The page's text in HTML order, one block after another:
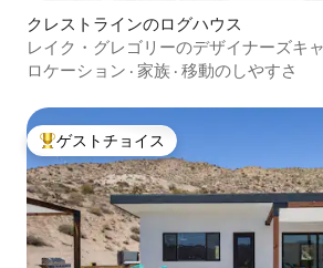
クレストラインのログハウス
レイク・グレゴリーのデザイナーズキ
歩ですぐ！
ロケーション · 家族 · 移動のしやすさ
大好評のゲストチョイスです。
ゲストチョイス